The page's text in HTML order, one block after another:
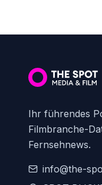
Ihr führendes
Filmbranche-
Fernsehnews.
info@the-